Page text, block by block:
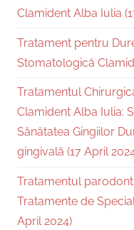
Clamident Alba Iulia
Tratament pentru
Stomatologică
Tratamentul
Clamident Alba Iulia:
Sănătatea Gingiilor
gingivală (17 April
Tratamentul
Tratamente de
April 2024)